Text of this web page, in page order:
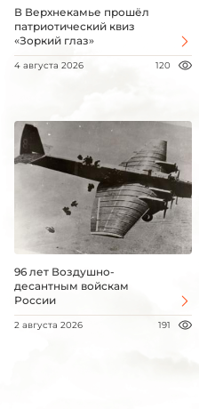
В Верхнекамье прошёл
патриотический квиз
«Зоркий глаз»
4 августа 2026 120
96 лет Воздушно-
десантным войскам
России
2 августа 2026 191